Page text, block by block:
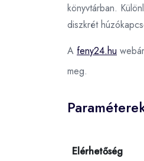
könyvtárban.
diszkrét
A feny24.hu
meg.
Elérhetőség